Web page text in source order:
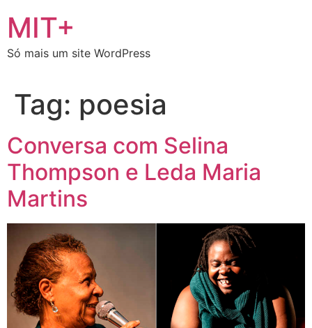
para
conteúdo
MIT+
Só mais um site WordPress
Tag: poesia
Conversa com Selina
Thompson e Leda Maria
Martins